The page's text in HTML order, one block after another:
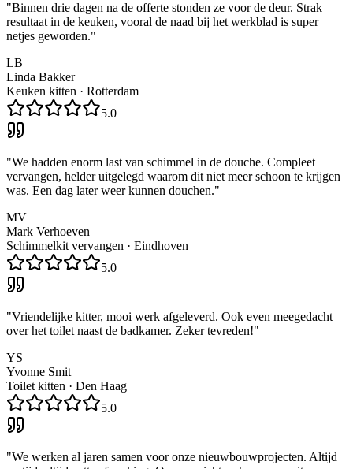
"Binnen drie dagen na de offerte stonden ze voor de deur. Strak
resultaat in de keuken, vooral de naad bij het werkblad is super
netjes geworden."
LB
Linda Bakker
Keuken kitten · Rotterdam
5.0
"We hadden enorm last van schimmel in de douche. Compleet
vervangen, helder uitgelegd waarom dit niet meer schoon te krijgen
was. Een dag later weer kunnen douchen."
MV
Mark Verhoeven
Schimmelkit vervangen · Eindhoven
5.0
"Vriendelijke kitter, mooi werk afgeleverd. Ook even meegedacht
over het toilet naast de badkamer. Zeker tevreden!"
YS
Yvonne Smit
Toilet kitten · Den Haag
5.0
"We werken al jaren samen voor onze nieuwbouwprojecten. Altijd